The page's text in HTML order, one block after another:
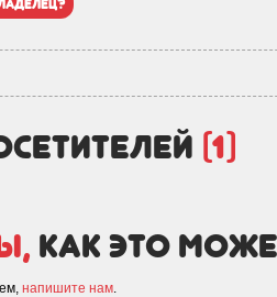
(1)
как это
напишите нам.